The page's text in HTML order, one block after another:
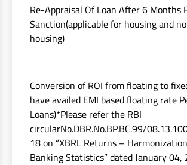
Re-Appraisal Of Loan After 6 Months
Sanction(applicable for housing and
housing)
Conversion of ROI from floating to
have availed EMI based floating rate
Loans)*Please refer the RBI
circularNo.DBR.No.BP.BC.99/
18 on “XBRL Returns –
Banking Statistics” dated January 04,